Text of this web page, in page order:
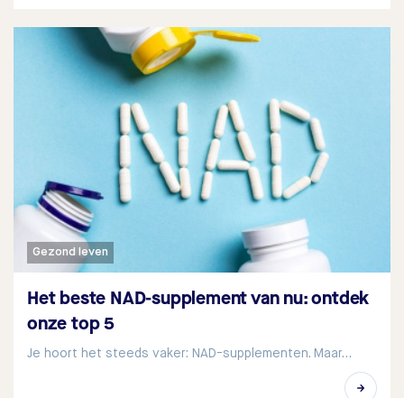
Gezond leven
Het beste NAD-supplement van nu: ontdek
onze top 5
Je hoort het steeds vaker: NAD-supplementen. Maar…